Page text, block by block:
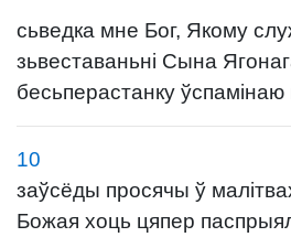
сьведка мне Бог, Якому
зьвеставаньні Сына
бесьперастанку ўспамінаю
10
заўсёды просячы ў
Божая хоць цяпер